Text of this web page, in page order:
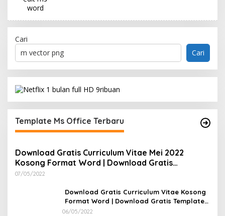
Cari
Cari
Template Ms Office Terbaru
Download Gratis Curriculum Vitae Mei 2022
Kosong Format Word | Download Gratis
Template CV Lamaran Kerja Doc Bisa Diedit
07/05/2022
Download Gratis Curriculum Vitae Kosong
Format Word | Download Gratis Template
CV Lamaran Kerja Doc Mudah Diedit
06/05/2022